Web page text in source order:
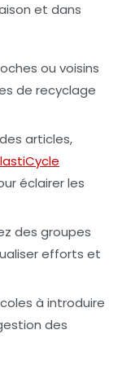
et dans
ou voisins
de recyclage
articles,
éclairer les
des groupes
efforts et
à introduire
des